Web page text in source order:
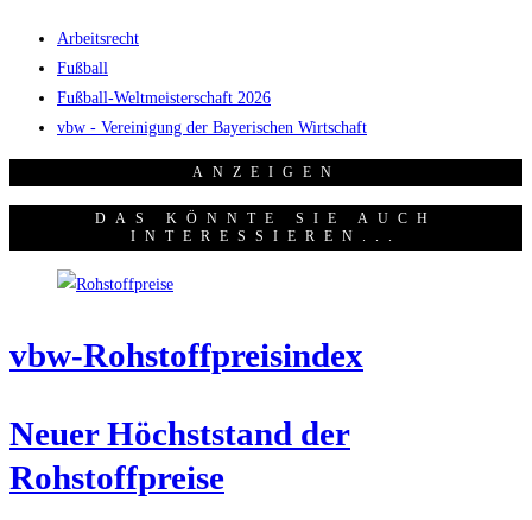
Arbeitsrecht
Fußball
Fußball-Weltmeisterschaft 2026
vbw - Vereinigung der Bayerischen Wirtschaft
ANZEI­GEN
DAS KÖNNTE SIE AUCH
INTERESSIEREN...
vbw-Roh­stoff­preis­in­dex
Neu­er Höchst­stand der
Rohstoffpreise